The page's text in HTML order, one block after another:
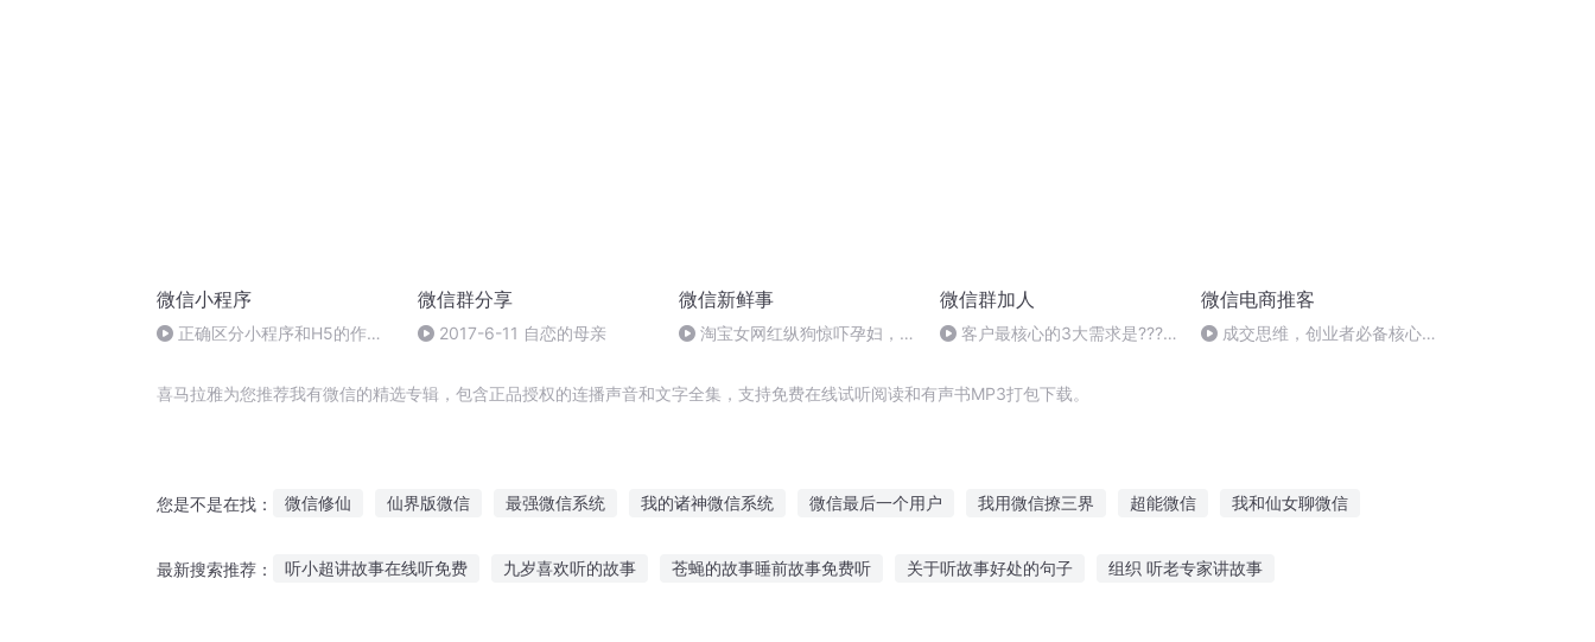
微信小程序
正确区分小程序和H5的作用
微信群分享
2017-6-11 自恋的母亲
微信新鲜事
淘宝女网红纵狗惊吓孕妇，随
兆早产
微信群加人
客户最核心的3大需求是???
微信电商推客
成交思维，创业者必备核心能
喜马拉雅为您推荐我有微信的精选专辑，包含正品授权的连播声音和文字全集，支持免费在线试听阅读和有声书MP3打包下载。
您是不是在找： 微信修仙 仙界版微信 最强微信系统 我的诸神微信系统 微信最后一个用户 我用微信撩三界 超能微信 我和仙女聊微信
最新搜索推荐： 听小超讲故事在线听免费 九岁喜欢听的故事 苍蝇的故事睡前故事免费听 关于听故事好处的句子 组织 听老专家讲故事